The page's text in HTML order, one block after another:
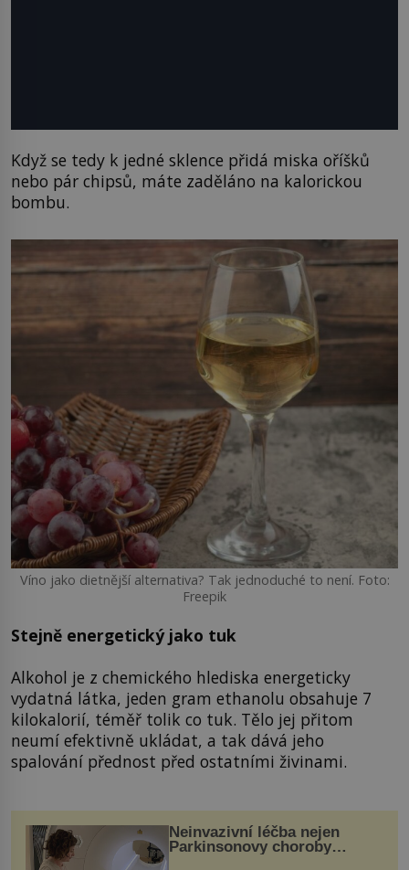
Když se tedy k jedné sklence přidá miska oříšků
nebo pár chipsů, máte zaděláno na kalorickou
bombu.
Víno jako dietnější alternativa? Tak jednoduché to není. Foto:
Freepik
Stejně energetický jako tuk
Alkohol je z chemického hlediska energeticky
vydatná látka, jeden gram ethanolu obsahuje 7
kilokalorií, téměř tolik co tuk. Tělo jej přitom
neumí efektivně ukládat, a tak dává jeho
spalování přednost před ostatními živinami.
Neinvazivní léčba nejen
Parkinsonovy choroby